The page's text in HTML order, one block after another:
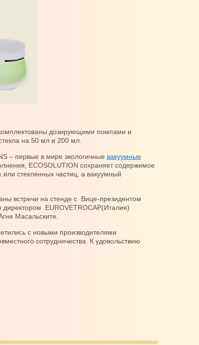
дозирующими помпами и
стекла на 50 мл и 200 мл.
– первые в мире экологичные вакуумные
ECOSOLUTION сохраняет содержимое
стеклянных частиц, а вакуумный
встречи на стенде с Вице-президентом
EUROVETROCAP(Италия)
Масальските.
с новыми производителями
сотрудничества. К удовольствию